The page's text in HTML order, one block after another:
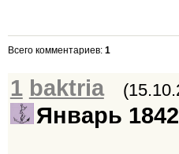
Всего комментариев: 1
1 baktria
Январь